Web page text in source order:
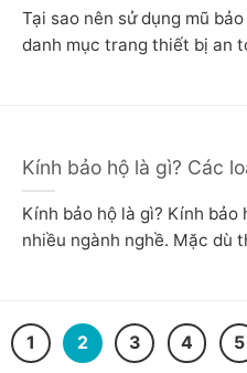
Tại sao nên sử dụng mũ
danh mục trang thiết bị an
Kính bảo hộ là gì? Các
Kính bảo hộ là gì? Kính
nhiều ngành nghề. Mặc dù
1 2 3 4 5